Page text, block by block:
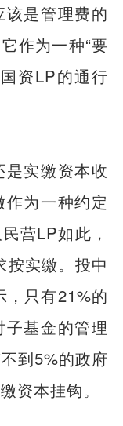
是管理费的
作为一种“要
资LP的通行
实缴资本收
为一种约定
营LP如此，
按实缴。投中
，只有21%的
基金的管理
到5%的政府
资本挂钩。